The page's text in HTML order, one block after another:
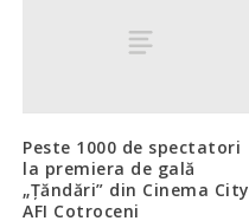
Peste 1000 de spectatori
la premiera de gală
„Țăndări” din Cinema City
AFI Cotroceni